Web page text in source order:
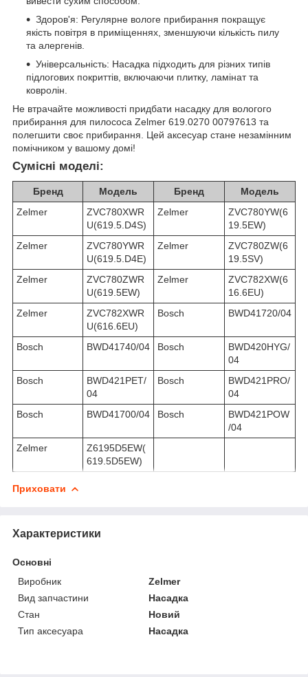
Здоров'я: Регулярне вологе прибирання покращує
якість повітря в приміщеннях, зменшуючи кількість пилу
та алергенів.
Універсальність: Насадка підходить для різних типів
підлогових покриттів, включаючи плитку, ламінат та
ковролін.
Не втрачайте можливості придбати насадку для вологого
прибирання для пилососа Zelmer 619.0270 00797613 та
полегшити своє прибирання. Цей аксесуар стане незамінним
помічником у вашому домі!
Сумісні моделі:
Бренд Модель Бренд
Модель
Zelmer
ZVC780XWR
U(619.5.D4S)
Zelmer
ZVC780YW(6
19.5EW)
Zelmer
ZVC780YWR
U(619.5.D4E)
Zelmer
ZVC780ZW(6
19.5SV)
Zelmer
ZVC780ZWR
U(619.5EW)
Zelmer
ZVC782XW(6
16.6EU)
Zelmer
ZVC782XWR
U(616.6EU)
Bosch BWD41720/04
Bosch BWD41740/04 Bosch
BWD420HYG/
04
Bosch
BWD421PET/
04
Bosch
BWD421PRO/
04
Bosch
BWD41700/04 Bosch
BWD421POW
/04
Zelmer
Z6195D5EW(
619.5D5EW)
Приховати
Характеристики
Основні
Виробник
Zelmer
Вид запчастини
Насадка
Стан
Новий
Тип аксесуара
Насадка